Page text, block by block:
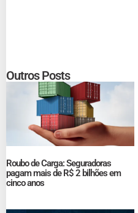
Outros Posts
Roubo de Carga: Seguradoras
pagam mais de R$ 2 bilhões em
cinco anos